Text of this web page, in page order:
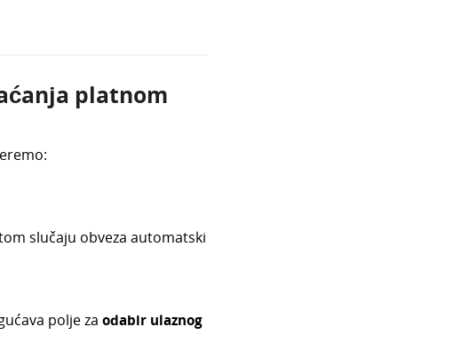
platnom
slučaju obveza automatski
polje za odabir ulaznog